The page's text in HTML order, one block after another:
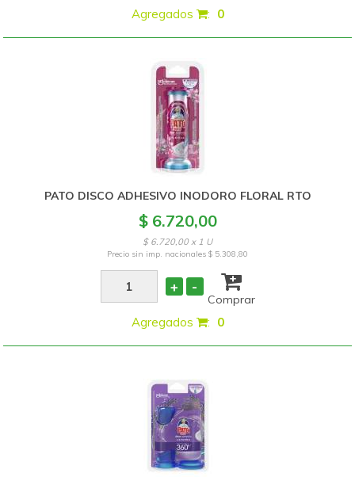
Agregados : 0
PATO DISCO ADHESIVO INODORO FLORAL RTO
$ 6.720,00
$ 6.720,00 x 1 U
Precio sin imp. nacionales$ 5.308,80
+ -
Comprar
Agregados : 0